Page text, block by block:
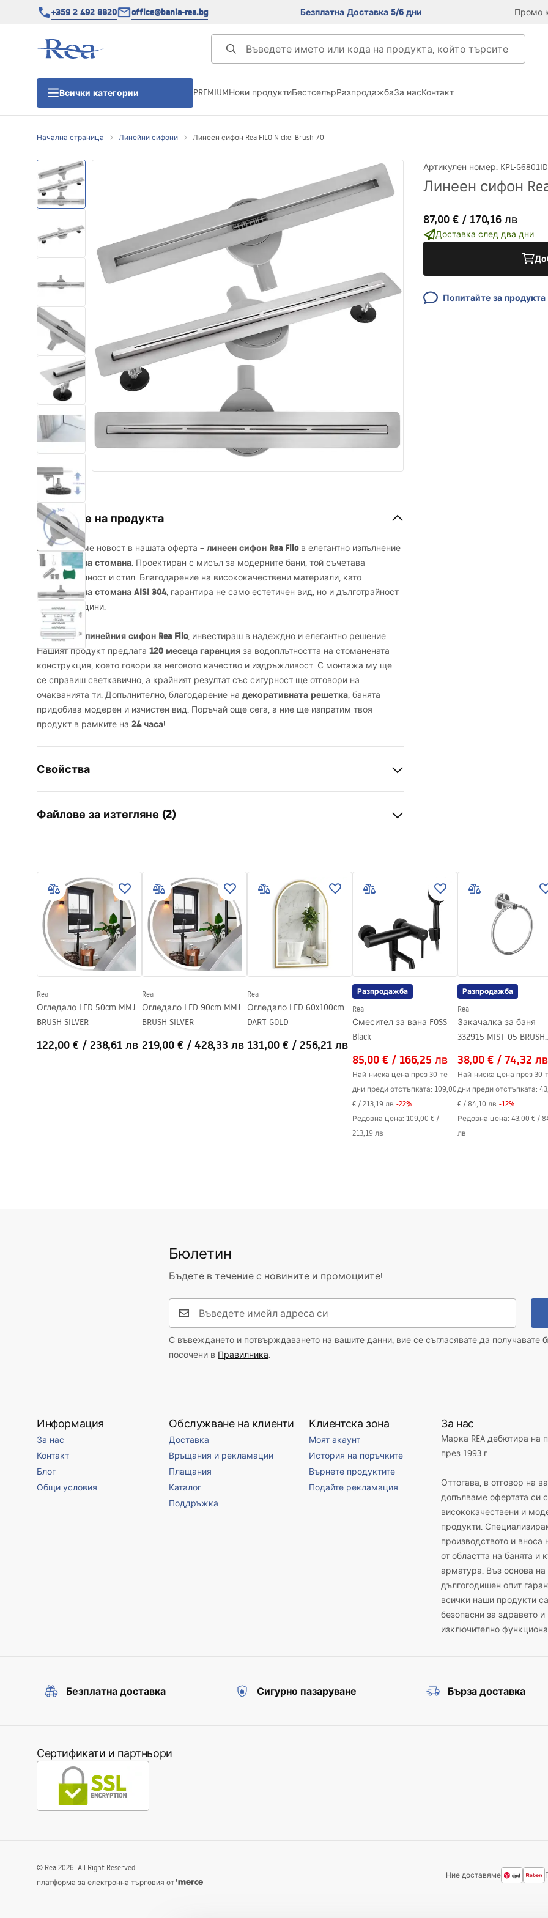
+359 2 492 8820 office@bania-rea.bg Безплатна Доставка 5/6 дни Промо
Всички категории
Душ кабини
Линейни сифони
Комплект тоалетна чиния с
биде WC
Умивалници
Вани и Паравани
Смесители за баня
Душ панели
Кухня
PREMIUMНови продуктиБестселърРазпродажбаЗа насКонтакт
Начална страница Линейни сифони Линеен сифон Rea FILO Nickel Brush 70
Артикулен номер: KPL-G6801ID
Линеен сифон
87,00 € / 170,16 лв
Доставка след два дни.
Попитайте за продукта
Описание на продукта
Представяме новост в нашата оферта – линеен сифон Rea Filoв елегантно изпълнение
от четкована стомана. Проектиран с мисъл за модерните бани, той съчетава
функционалност и стил. Благодарение на висококачествени материали, като
неръждаема стомана AISI 304, гарантира не само естетичен вид, но и дълготрайност
за дълги години.
Избирайки линейния сифон Rea Filo, инвестираш в надеждно и елегантно решение.
Нашият продукт предлага 120 месеца гаранция за водоплътността на стоманената
конструкция, което говори за неговото качество и издръжливост. С монтажа му ще
се справиш светкавично, а крайният резултат със сигурност ще отговори на
очакванията ти. Допълнително, благодарение на декоративната решетка, банята
придобива модерен и изчистен вид. Поръчай още сега, а ние ще изпратим твоя
продукт в рамките на 24 часа!
Свойства
Тип на сифона
Дължина на сифона (cm)
70
Цвят на смесителя
Матирана стомана
Вид покритие
едностранна с шарка
Капацитет
0,45 l/s
Покритие
Nano Flex
Гаранция
120 месеца стоманена конструкция, 24
месеца други компоненти
Файлове за изтегляне (2)
инсталиране
LINEAR-3.pdf
безопасност
WARUNKI BEZPIECZENSTWA
ODPŁYWY.pdf
Rea
Огледало LED 50cm MMJ
BRUSH SILVER
122,00 € / 238,61 лв
Rea
Огледало LED 90cm MMJ
BRUSH SILVER
219,00 € / 428,33 лв
Rea
Огледало LED 60x100cm
DART GOLD
131,00 € / 256,21 лв
Разпродажба
Rea
Смесител за вана FOSS
Black
85,00 € / 166,25 лв
Най-ниска цена през 30-те
дни преди отстъпката: 109,00
€ / 213,19 лв -22%
Редовна цена: 109,00 € /
213,19 лв
Разпродажба
Rea
Закачалка за баня
332915 MIST 05 BRUSH
38,00 € / 74,32 лв
Най-ниска цена през 30-
дни преди отстъпката:
€ / 84,10 лв -12%
Редовна цена: 43,00 € /
лв
Бюлетин
Бъдете в течение с новините и промоциите!
С въвеждането и потвърждаването на вашите данни, вие се съгласявате да получавате
посочени в Правилника.
Информация
За нас
Контакт
Блог
Общи условия
Обслужване на клиенти
Доставка
Връщания и рекламации
Плащания
Каталог
Поддръжка
Клиентска зона
Моят акаунт
История на поръчките
Върнете продуктите
Подайте рекламация
За нас
Марка REA дебютира на
през 1993 г.
Оттогава, в отговор на
допълваме офертата си
висококачествени и
продукти.
производството и вноса
от областта на банята и
арматура. Въз основа на
дългогодишен опит
всички наши продукти
безопасни за здравето и
изключително
Безплатна доставка Сигурно пазаруване Бърза доставка
Сертификати и партньори
Ние доставяме
© Rea 2026. All Right Reserved.
платформа за електронна търговия от